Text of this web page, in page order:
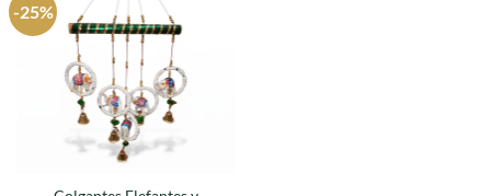
-25%
favoritos